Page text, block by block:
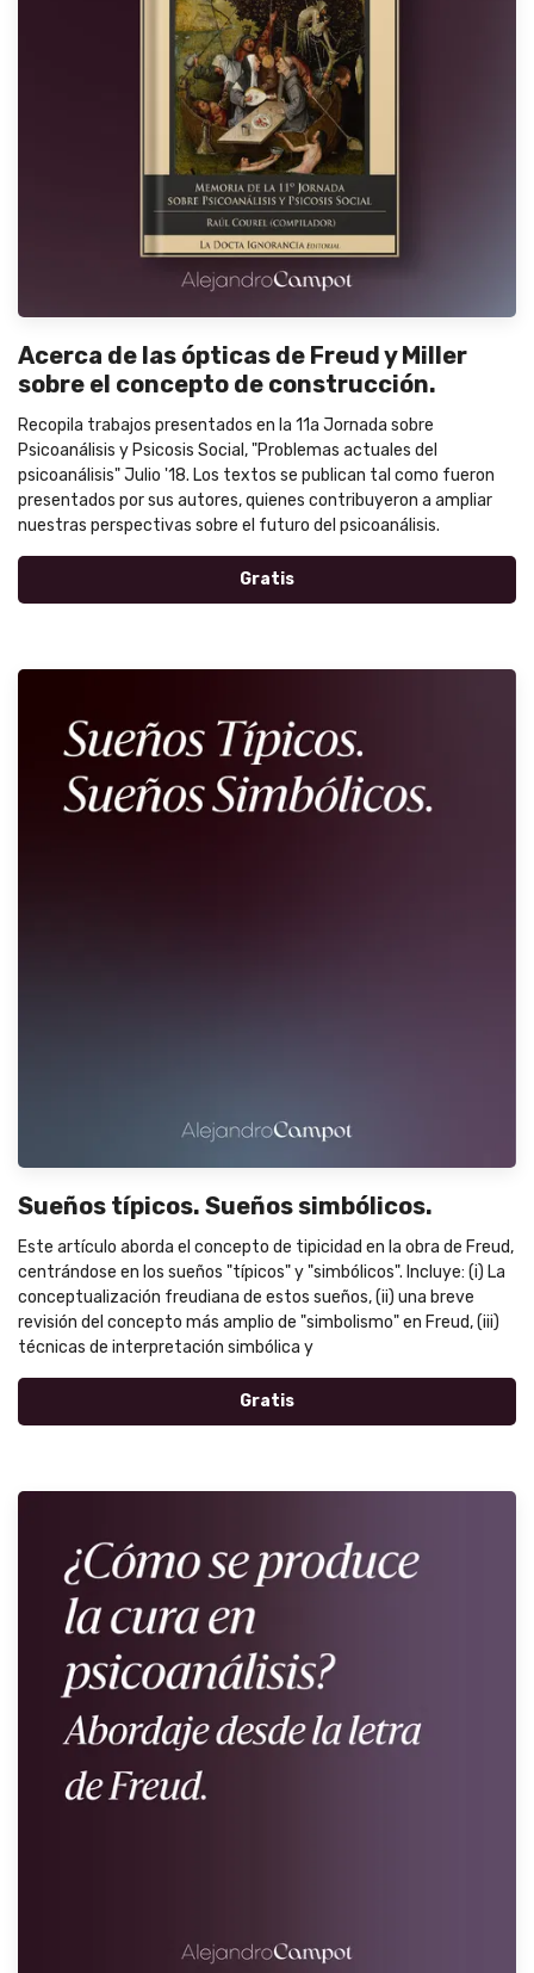
Acerca de las ópticas de Freud y Miller
sobre el concepto de construcción.
Recopila trabajos presentados en la 11a Jornada sobre
Psicoanálisis y Psicosis Social, "Problemas actuales del
psicoanálisis" Julio '18. Los textos se publican tal como fueron
presentados por sus autores, quienes contribuyeron a ampliar
nuestras perspectivas sobre el futuro del psicoanálisis.
Gratis
Sueños típicos. Sueños simbólicos.
Este artículo aborda el concepto de tipicidad en la obra de Freud,
centrándose en los sueños "típicos" y "simbólicos". Incluye: (i) La
conceptualización freudiana de estos sueños, (ii) una breve
revisión del concepto más amplio de "simbolismo" en Freud, (iii)
técnicas de interpretación simbólica y
Gratis